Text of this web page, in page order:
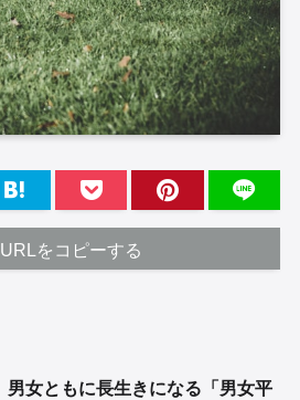
URLをコピーする
男女ともに長生きになる「男女平